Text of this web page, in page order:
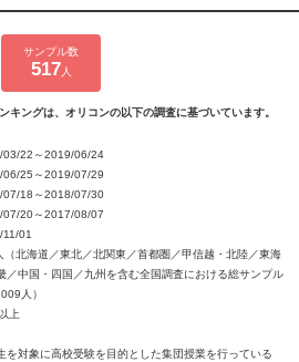
サンプル数
517 人
キングは、オリコンの以下の調査に基づいています。
03/22～2019/06/24
06/25～2019/07/29
07/18～2018/07/30
07/20～2017/08/07
01
（北海道／東北／北関東／首都圏／甲信越・北陸／東海
／中国・四国／九州を含む全国調査における総サンプル
人）
上
を対象に高校受験を目的とした集団授業を行っている